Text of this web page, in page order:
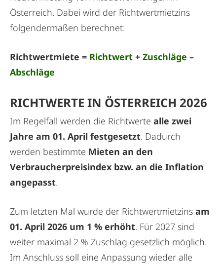
Österreich. Dabei wird der Richtwertmietzins
folgendermaßen berechnet:
Richtwertmiete = Richtwert + Zuschläge –
Abschläge
RICHTWERTE IN ÖSTERREICH 2026
Im Regelfall werden die Richtwerte alle zwei
Jahre am 01. April festgesetzt. Dadurch
werden bestimmte Mieten an den
Verbraucherpreisindex bzw. an die Inflation
angepasst.
Zum letzten Mal wurde der Richtwertmietzins am
01. April 2026 um 1 % erhöht. Für 2027 sind
weiter maximal 2 % Zuschlag gesetzlich möglich.
Im Anschluss soll eine Anpassung wieder alle